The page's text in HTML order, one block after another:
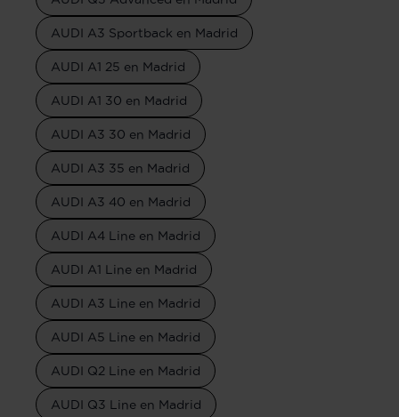
AUDI A3 Sportback en Madrid
AUDI A1 25 en Madrid
AUDI A1 30 en Madrid
AUDI A3 30 en Madrid
AUDI A3 35 en Madrid
AUDI A3 40 en Madrid
AUDI A4 Line en Madrid
AUDI A1 Line en Madrid
AUDI A3 Line en Madrid
AUDI A5 Line en Madrid
AUDI Q2 Line en Madrid
AUDI Q3 Line en Madrid